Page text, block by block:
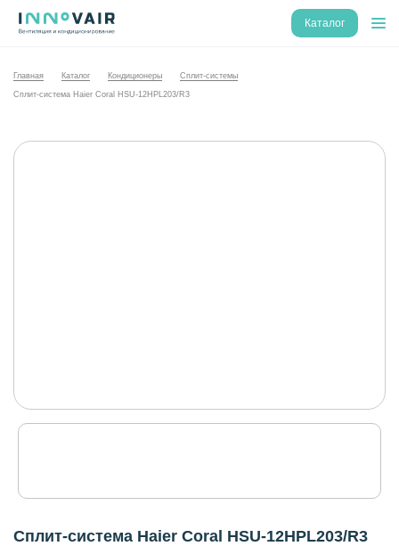
Каталог
Главная Каталог Кондиционеры Сплит-системы
Сплит-система Haier Coral HSU-12HPL203/R3
Сплит-система Haier Coral HSU-12HPL203/R3